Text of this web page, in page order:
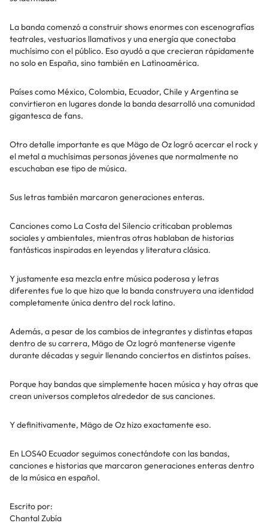
La banda comenzó a construir shows enormes con escenografías
teatrales, vestuarios llamativos y una energía que conectaba
muchísimo con el público. Eso ayudó a que crecieran rápidamente
no solo en España, sino también en Latinoamérica.
Países como México, Colombia, Ecuador, Chile y Argentina se
convirtieron en lugares donde la banda desarrolló una comunidad
gigantesca de fans.
Otro detalle importante es que Mägo de Oz logró acercar el rock y
el metal a muchísimas personas jóvenes que normalmente no
escuchaban ese tipo de música.
Sus letras también marcaron generaciones enteras.
Canciones como La Costa del Silencio criticaban problemas
sociales y ambientales, mientras otras hablaban de historias
fantásticas inspiradas en leyendas y literatura clásica.
Y justamente esa mezcla entre música poderosa y letras
diferentes fue lo que hizo que la banda construyera una identidad
completamente única dentro del rock latino.
Además, a pesar de los cambios de integrantes y distintas etapas
dentro de su carrera, Mägo de Oz logró mantenerse vigente
durante décadas y seguir llenando conciertos en distintos países.
Porque hay bandas que simplemente hacen música y hay otras que
crean universos completos alrededor de sus canciones.
Y definitivamente, Mägo de Oz hizo exactamente eso.
En LOS40 Ecuador seguimos conectándote con las bandas,
canciones e historias que marcaron generaciones enteras dentro
de la música en español.
Escrito por:
Chantal Zubía